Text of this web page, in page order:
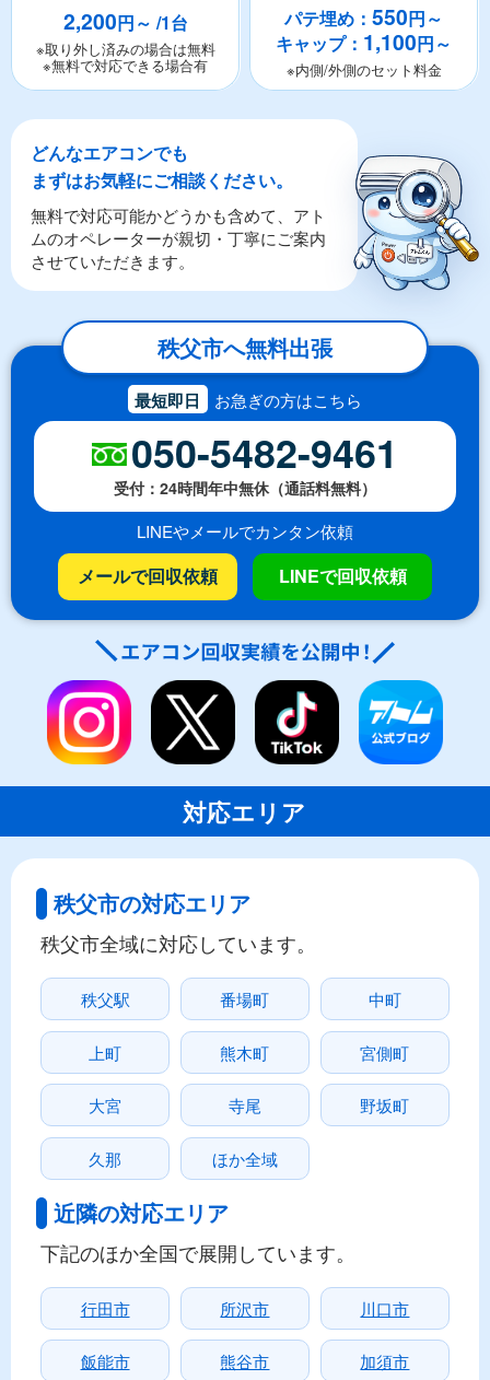
2,200円～ /1台
※取り外し済みの場合は無料
※無料で対応できる場合有
パテ埋め：550円～
キャップ： 1,100円～
※内側/外側のセット料金
どんなエアコンでも
まずはお気軽にご相談ください。
無料で対応可能かどうかも含めて、アト
ムのオペレーターが親切・丁寧にご案内
させていただきます。
秩父市へ無料出張
最短即日 お急ぎの方はこちら
050-5482-9461
受付：24時間年中無休（通話料無料）
LINEやメールでカンタン依頼
メールで回収依頼 LINEで回収依頼
対応エリア
秩父市の対応エリア
秩父市全域に対応しています。
秩父駅 番場町 中町
上町 熊木町 宮側町
大宮 寺尾 野坂町
久那 ほか全域
近隣の対応エリア
下記のほか全国で展開しています。
行田市 所沢市 川口市
飯能市 熊谷市 加須市